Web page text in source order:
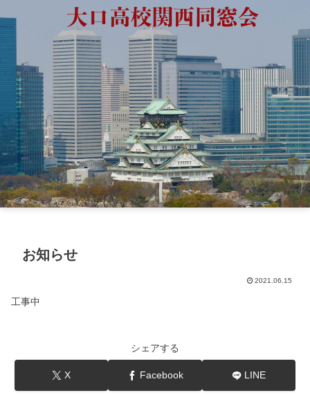
お知らせ
2021.06.15
工事中
シェアする
X Facebook LINE